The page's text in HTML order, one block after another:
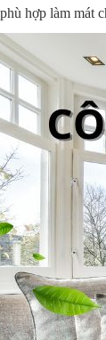
hợp làm mát
Quạt trần AC 5
cánh
3,580,000
3,165,000 VNĐ